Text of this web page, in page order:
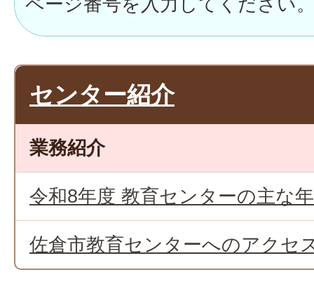
センター紹介
業務紹介
令和8年度 教育センターの主な
佐倉市教育センターへのアクセ